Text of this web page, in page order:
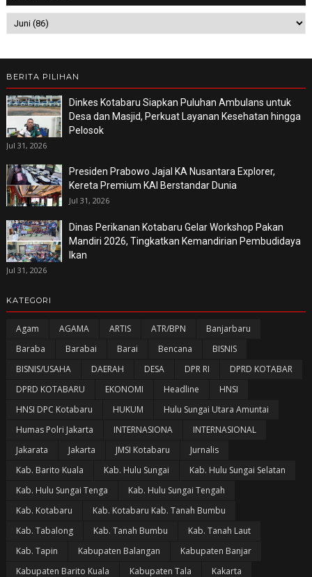
BERITA PILIHAN
Dinkes Kotabaru Siapkan Puluhan Ambulans untuk
Desa dan Masjid, Perkuat Layanan Kesehatan hingga
Pelosok
Jul 31, 2026
Presiden Prabowo Jajal KA Nusantara Explorer,
Kereta Premium KAI Berstandar Dunia
Jul 31, 2026
Dinas Perikanan Kotabaru Gelar Workshop Pakan
Mandiri 2026, Tingkatkan Kemandirian Pembudidaya
Ikan
Jul 31, 2026
KATEGORI
Agam AGAMA ARTIS ATR/BPN
Banjarbaru
Baraba
Barabai Barai Bencana
BISNIS
BISNIS/USAHA
DAERAH DESA DPR RI
DPRD KOTABAR
DPRD KOTABARU
EKONOMI Headline
HNSI
HNSI DPC Kotabaru
HUKUM
Hulu Sungai Utara Amuntai
Humas Polri Jakarta
INTERNASIONA
INTERNASIONAL
Jakarata
Jakarta JMSI Kotabaru
Jurnalis
Kab. Barito Kuala
Kab. Hulu Sungai
Kab. Hulu Sungai Selatan
Kab. Hulu Sungai Tenga
Kab. Hulu Sungai Tengah
Kab. Kotabaru
Kab. Kotabaru Kab. Tanah Bumbu
Kab. Tabalong
Kab. Tanah Bumbu
Kab. Tanah Laut
Kab. Tapin
Kabupaten Balangan
Kabupaten Banjar
Kabupaten Barito Kuala
Kabupaten Tala
Kakarta